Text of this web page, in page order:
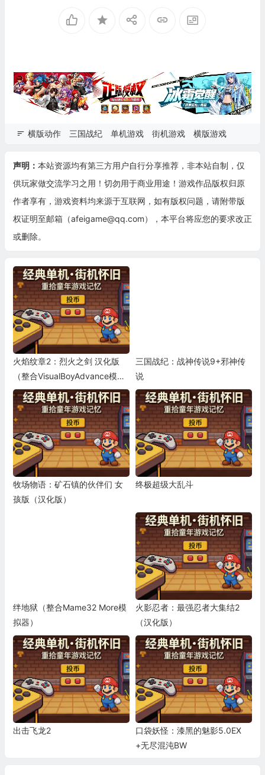
横版动作 三国战纪 单机游戏 街机游戏 横版游戏
声明： 本站资源均有第三方用户自行分享推荐，非本站自制，仅
供玩家做交流学习之用！切勿用于商业用途！游戏作品版权归原
作者享有，游戏资料均来源于互联网，如有版权问题，请附带版
权证明至邮箱（afeigame@qq.com），本平台将应您的要求改正
或删除。
火焰纹章2：烈火之剑 汉化版
（整合VisualBoyAdvance模拟
器）
三国战纪：战神传说9+邪神传
说
牧场物语：矿石镇的伙伴们 女
孩版（汉化版）
终极超级大乱斗
绊地狱（整合Mame32 More模
拟器）
火影忍者：最强忍者大集结2
（汉化版）
出击飞龙2
口袋妖怪：漆黑的魅影5.0EX
+无尽混沌BW